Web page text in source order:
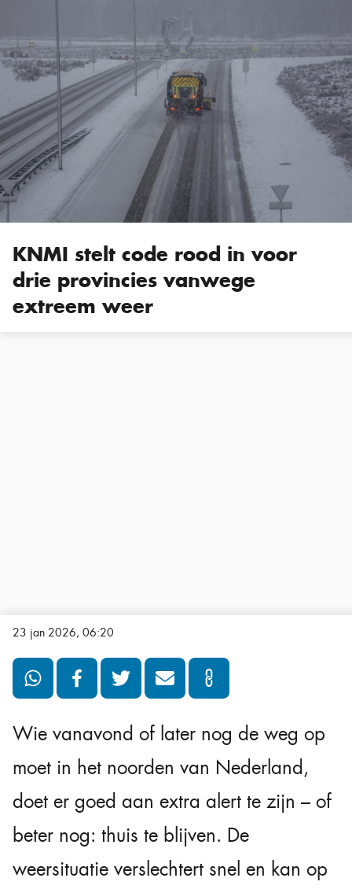
KNMI stelt code rood in voor
drie provincies vanwege
extreem weer
23 jan 2026, 06:20
Wie vanavond of later nog de weg op
moet in het noorden van Nederland,
doet er goed aan extra alert te zijn – of
beter nog: thuis te blijven. De
weersituatie verslechtert snel en kan op